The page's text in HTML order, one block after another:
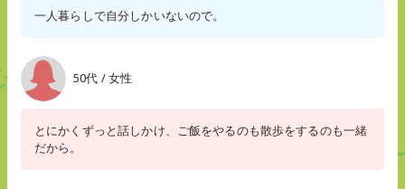
一人暮らしで自分しかいないので。
50代 / 女性
とにかくずっと話しかけ、ご飯をやるのも散歩をするのも一緒
だから。